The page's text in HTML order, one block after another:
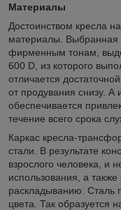
Материалы
Достоинством кресла
материалы. Выбранная
фирменным тонам,
600 D, из которого
отличается
от продувания снизу. А
обеспечивается
течение всего срока
Каркас кресла-
стали. В результате
взрослого человека, и
использования, а
раскладыванию. Сталь
цвета. Так образуется